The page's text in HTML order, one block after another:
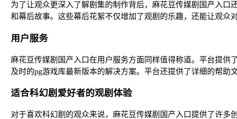
为了让观众更深入了解剧集的制作背后，麻花豆传媒剧国产入
和幕后故事。这些幕后花絮不仅增加了观剧的乐趣，还能让观众
用户服务
麻花豆传媒剧国产入口在用户服务方面同样值得称道。平台提供
及时的pg游戏库最新版本的解决方案。平台还提供了详细的帮助
适合科幻剧爱好者的观剧体验
对于喜欢科幻剧的观众来说，麻花豆传媒剧国产入口提供了许多